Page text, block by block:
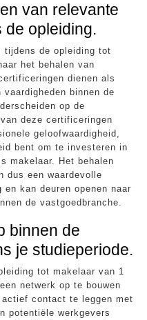
van relevante
de opleiding.
tijdens de opleiding tot
het behalen van
dienen als
binnen de
op de
deze certificeringen
geloofwaardigheid,
bent om te investeren in
makelaar. Het behalen
dus een waardevolle
kan deuren openen naar
de vastgoedbranche.
binnen de
je studieperiode.
tot makelaar van 1
netwerk op te bouwen
contact te leggen met
potentiële werkgevers